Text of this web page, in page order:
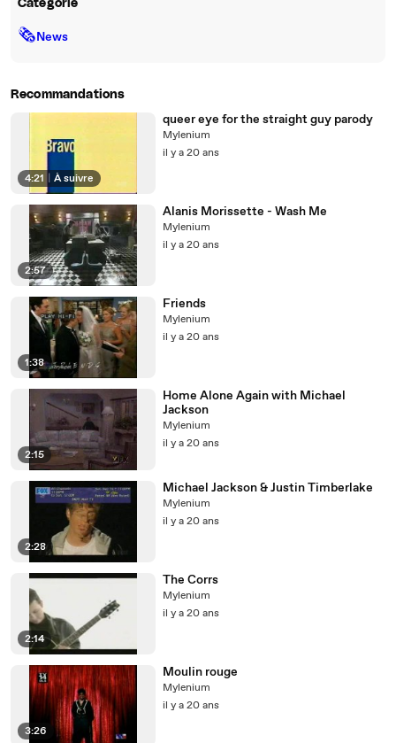
Catégorie
🗞News
Recommandations
4:21 À suivre
queer eye for the straight guy parody
Mylenium
il y a 20 ans
2:57
Alanis Morissette - Wash Me
Mylenium
il y a 20 ans
1:38
Friends
Mylenium
il y a 20 ans
2:15
Home Alone Again with Michael
Jackson
Mylenium
il y a 20 ans
2:28
Michael Jackson & Justin Timberlake
Mylenium
il y a 20 ans
2:14
The Corrs
Mylenium
il y a 20 ans
3:26
Moulin rouge
Mylenium
il y a 20 ans